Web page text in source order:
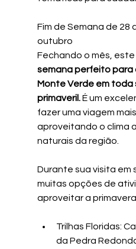
Fim de Semana de 28
outubro
Fechando o mês,
semana perfeito para
Monte Verde em toda
primaveril. É um
fazer uma viagem
aproveitando o clima
naturais da região.
Durante sua visita
muitas opções de
aproveitar a
Trilhas Floridas:
da Pedra